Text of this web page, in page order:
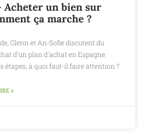
Acheter un bien sur
ça marche ?
Glenn et An-Sofie discutent du
d'un plan d'achat en Espagne.
étapes, à quoi faut-il faire attention ?
»